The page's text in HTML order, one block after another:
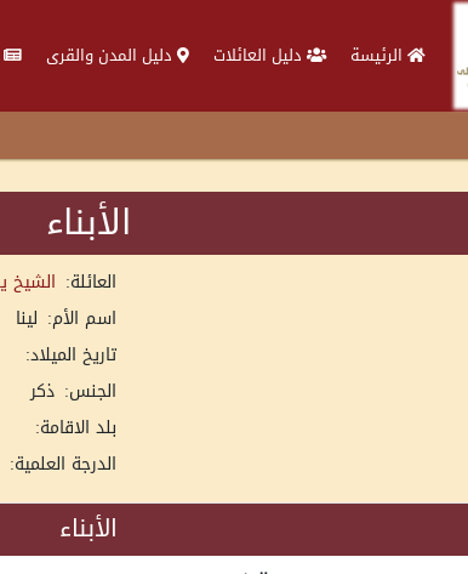
الرئيسة دليل العائلات دليل المدن والقرى
الأبناء
العائلة: الشيخ
اسم الأم: لينا
تاريخ الميلاد:
الجنس: ذكر
بلد الاقامة:
الدرجة العلمية:
الأبناء